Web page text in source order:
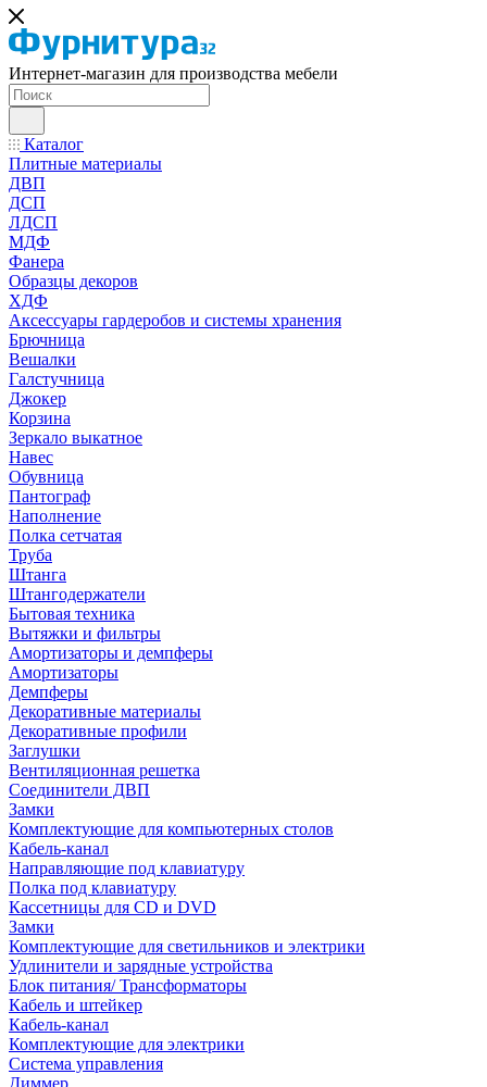
Интернет-магазин для производства мебели
Каталог
Плитные материалы
ДВП
ДСП
ЛДСП
МДФ
Фанера
Образцы декоров
ХДФ
Аксессуары гардеробов и системы хранения
Брючница
Вешалки
Галстучница
Джокер
Корзина
Зеркало выкатное
Навес
Обувница
Пантограф
Наполнение
Полка сетчатая
Труба
Штанга
Штангодержатели
Бытовая техника
Вытяжки и фильтры
Амортизаторы и демпферы
Амортизаторы
Демпферы
Декоративные материалы
Декоративные профили
Заглушки
Вентиляционная решетка
Соединители ДВП
Замки
Комплектующие для компьютерных столов
Кабель-канал
Направляющие под клавиатуру
Полка под клавиатуру
Кассетницы для CD и DVD
Замки
Комплектующие для светильников и электрики
Удлинители и зарядные устройства
Блок питания/ Трансформаторы
Кабель и штейкер
Кабель-канал
Комплектующие для электрики
Система управления
Диммер